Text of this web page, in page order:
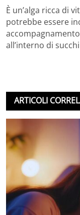
È un’alga ricca di
potrebbe essere
all’interno di
ARTICOLI